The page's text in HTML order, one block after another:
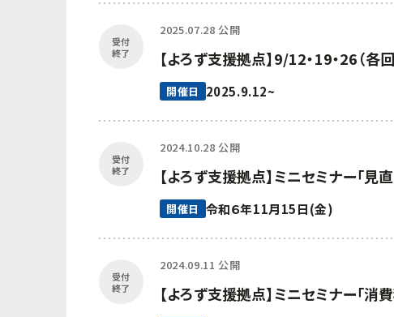
受付
終了
2025.07.28 公開
【よろず支援拠点】9/12・19・26（
開催日 2025.9.12~
受付
終了
2024.10.28 公開
【よろず支援拠点】ミニセミナー「
開催日 令和６年11月15日(金)
受付
終了
2024.09.11 公開
【よろず支援拠点】ミニセミナー「